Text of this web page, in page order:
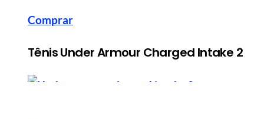
Comprar
Tênis Under Armour Charged Intake 2